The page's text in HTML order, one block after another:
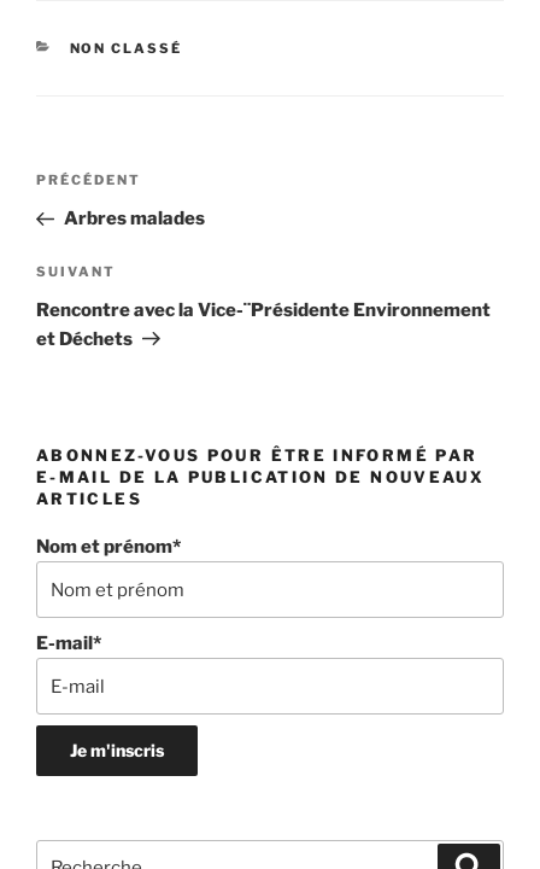
CATÉGORIES
NON CLASSÉ
Navigation
l’article
Article
précédent
PRÉCÉDENT
Arbres malades
Article
suivant
SUIVANT
Rencontre avec la Vice-¨Présidente Environnement
et Déchets
ABONNEZ-VOUS POUR ÊTRE INFORMÉ PAR
E-MAIL DE LA PUBLICATION DE NOUVEAUX
ARTICLES
Nom et prénom*
E-mail*